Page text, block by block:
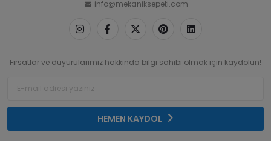
info@mekaniksepeti.com
Fırsatlar ve duyurularımız hakkında bilgi sahibi olmak için kaydolun!
HEMEN KAYDOL